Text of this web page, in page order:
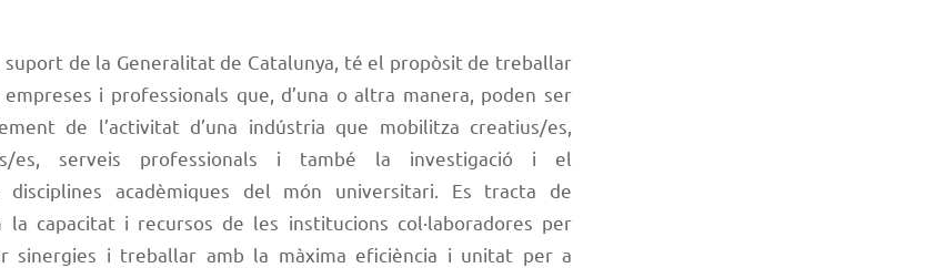
suport de la Generalitat de Catalunya, té el propòsit de treballar
i professionals que, d’una o altra manera, poden ser
de l’activitat d’una indústria que mobilitza creatius/es,
es, serveis professionals i també la investigació i el
disciplines acadèmiques del món universitari. Es tracta de
la capacitat i recursos de les institucions col·laboradores per
sinergies i treballar amb la màxima eficiència i unitat per a